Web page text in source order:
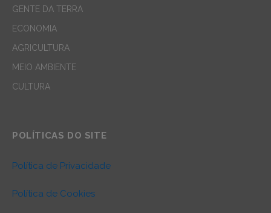
GENTE DA TERRA
ECONOMIA
AGRICULTURA
MEIO AMBIENTE
CULTURA
POLÍTICAS DO SITE
Política de Privacidade
Política de Cookies